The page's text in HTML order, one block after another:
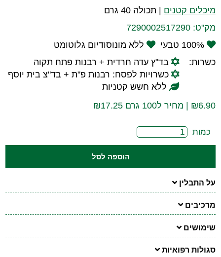
מיכלים קטנים
תכולה 40 גרם
מק"ט: 7290002517290
100% טבעי
ללא מונוסודיום גלוטומט
כשרות:
בד"ץ עדה חרדית + רבנות פתח תקוה
כשרויות לפסח: רבנות פ"ת + בד"צ בית יוסף
ללא חשש קטניות
₪6.90 | מחיר ל100 גרם ₪17.25
כמות
הוספה לסל
על התבלין
מרכיבים
שימושים
סגולות רפואיות